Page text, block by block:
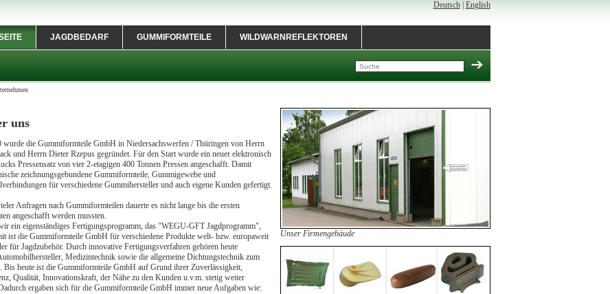
Deutsch| English
JAGDBEDARF GUMMIFORMTEILE WILDWARNREFLEKTOREN
Unser Firmengebäude
uns
wurde die Gummiformteile GmbH in Niedersachswerfen / Thüringen von Herrn
und Herrn Dieter Rzepus gegründet. Für den Start wurde ein neuer elektronisch
Pressensatz von vier 2-etagigen 400 Tonnen Pressen angeschafft. Damit
zeichnungsgebundene Gummiformteile, Gummigewebe und
für verschiedene Gummihersteller und auch eigene Kunden gefertigt.
Anfragen nach Gummiformteilen dauerte es nicht lange bis die ersten
angeschafft werden mussten.
ein eigenständiges Fertigungsprogramm, das "WEGU-GFT Jagdprogramm",
ist die Gummiformteile GmbH für verschiedene Produkte welt- bzw. europaweit
für Jagdzubehör. Durch innovative Fertigungsverfahren gehören heute
Medizintechnik sowie die allgemeine Dichtungstechnik zum
Bis heute ist die Gummiformteile GmbH auf Grund ihrer Zuverlässigkeit,
Qualität, Innovationskraft, der Nähe zu den Kunden u.v.m. stetig weiter
ergaben sich für die Gummiformteile GmbH immer neue Aufgaben wie: